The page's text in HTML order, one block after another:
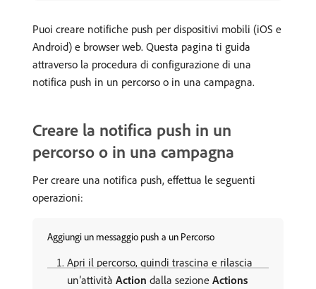
Puoi creare notifiche push per dispositivi mobili (iOS e
Android) e browser web. Questa pagina ti guida
attraverso la procedura di configurazione di una
notifica push in un percorso o in una campagna.
Creare la notifica push in un
percorso o in una campagna
Per creare una notifica push, effettua le seguenti
operazioni:
Aggiungi un messaggio push a un Percorso
Apri il percorso, quindi trascina e rilascia
un’attività Action dalla sezione Actions